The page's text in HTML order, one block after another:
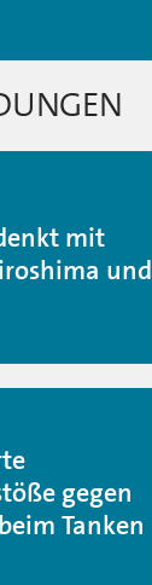
mit
und
gegen
Tanken